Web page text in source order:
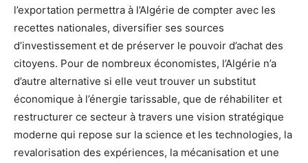
l’exportation permettra à l’Algérie de compter avec les
recettes nationales, diversifier ses sources
d’investissement et de préserver le pouvoir d’achat des
citoyens. Pour de nombreux économistes, l’Algérie n’a
d’autre alternative si elle veut trouver un substitut
économique à l’énergie tarissable, que de réhabiliter et
restructurer ce secteur à travers une vision stratégique
moderne qui repose sur la science et les technologies, la
revalorisation des expériences, la mécanisation et une